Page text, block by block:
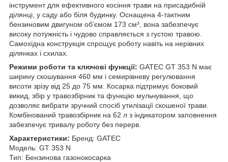
інструмент для ефективного косіння трави на присадибній
ділянці, у саду або біля будинку. Оснащена 4-тактним
бензиновим двигуном об’ємом 173 см³, вона забезпечує
високу потужність і чудово справляється з густою травою.
Самохідна конструкція спрощує роботу навіть на нерівних
ділянках і схилах.
Режими роботи та ключові функції: GATEC GT 353 N має
ширину скошування 460 мм і семирівневу регулювання
висоти зрізу від 25 до 75 мм. Косарка підтримує боковий
викид, збір у травозбірник та функцію мульчування, що
дозволяє вибрати зручний спосіб утилізації скошеної трави.
Комбінований травозбірник на 62 л з індикатором заповнення
забезпечує тривалу роботу без перерв.
Характеристики: Бренд: GATEC
Модель: GT 353 N
Тип: Бензинова газонокосарка